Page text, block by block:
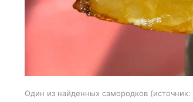
Один из найденных самородков источник: